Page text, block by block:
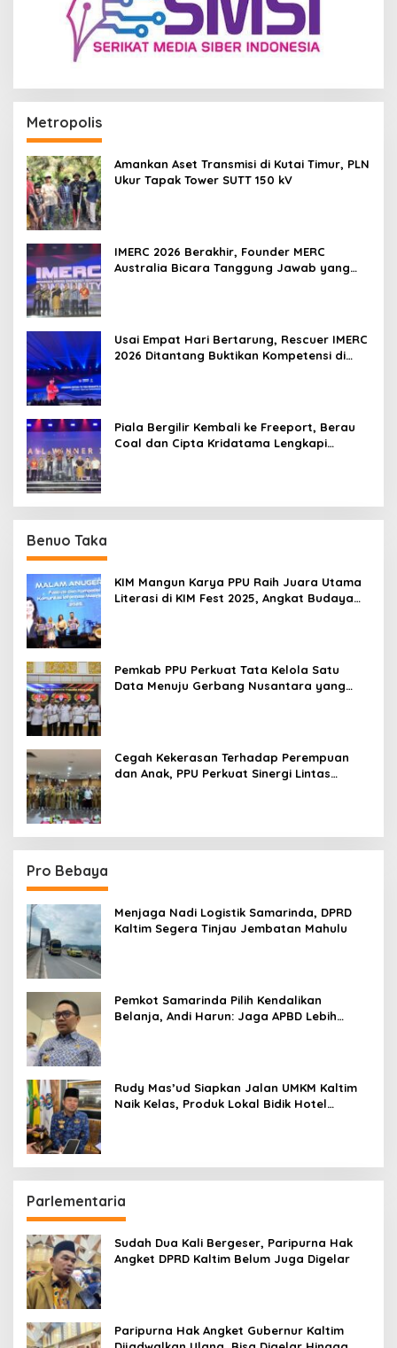
Metropolis
Amankan Aset Transmisi di Kutai Timur, PLN
Ukur Tapak Tower SUTT 150 kV
IMERC 2026 Berakhir, Founder MERC
Australia Bicara Tanggung Jawab yang
Usai Empat Hari Bertarung, Rescuer IMERC
2026 Ditantang Buktikan Kompetensi di
Piala Bergilir Kembali ke Freeport, Berau
Coal dan Cipta Kridatama Lengkapi
Benuo Taka
KIM Mangun Karya PPU Raih Juara Utama
Literasi di KIM Fest 2025, Angkat Budaya
Pemkab PPU Perkuat Tata Kelola Satu
Data Menuju Gerbang Nusantara yang
Cegah Kekerasan Terhadap Perempuan
dan Anak, PPU Perkuat Sinergi Lintas
Pro Bebaya
Menjaga Nadi Logistik Samarinda, DPRD
Kaltim Segera Tinjau Jembatan Mahulu
Pemkot Samarinda Pilih Kendalikan
Belanja, Andi Harun: Jaga APBD Lebih
Rudy Mas’ud Siapkan Jalan UMKM Kaltim
Naik Kelas, Produk Lokal Bidik Hotel
Parlementaria
Sudah Dua Kali Bergeser, Paripurna Hak
Angket DPRD Kaltim Belum Juga Digelar
Paripurna Hak Angket Gubernur Kaltim